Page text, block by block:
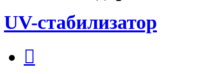
UV-стабилизатор